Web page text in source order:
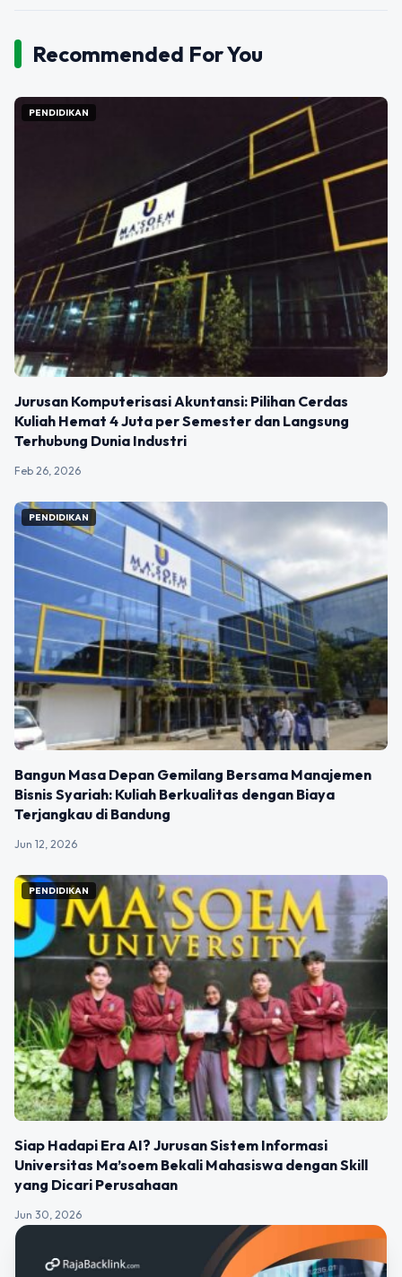
Recommended For You
PENDIDIKAN
Jurusan Komputerisasi Akuntansi: Pilihan Cerdas
Kuliah Hemat 4 Juta per Semester dan Langsung
Terhubung Dunia Industri
Feb 26, 2026
PENDIDIKAN
Bangun Masa Depan Gemilang Bersama Manajemen
Bisnis Syariah: Kuliah Berkualitas dengan Biaya
Terjangkau di Bandung
Jun 12, 2026
PENDIDIKAN
Siap Hadapi Era AI? Jurusan Sistem Informasi
Universitas Ma’soem Bekali Mahasiswa dengan Skill
yang Dicari Perusahaan
Jun 30, 2026